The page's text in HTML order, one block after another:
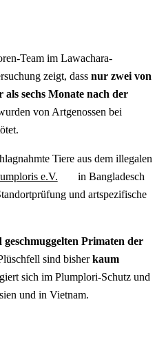
Team im Lawachara-
zeigt, dass nur zwei von
als sechs Monate nach der
von Artgenossen bei
Tiere aus dem illegalen
e.V.
in Bangladesch
und artspezifische
Primaten der
sind bisherkaum
sich im Plumplori-Schutz und
und in Vietnam.